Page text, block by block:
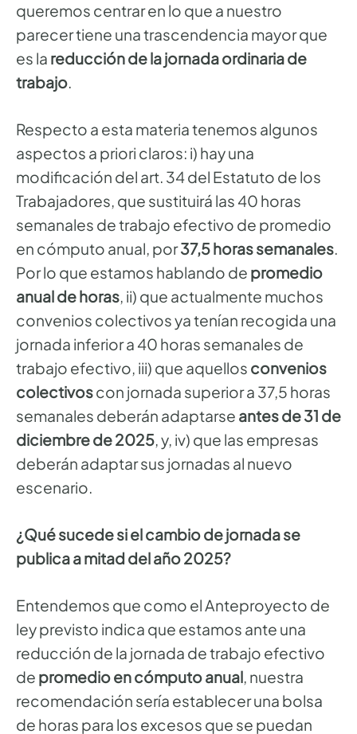
queremos centrar en lo que a nuestro
parecer tiene una trascendencia mayor que
es la reducción de la jornada ordinaria de
trabajo.
Respecto a esta materia tenemos algunos
aspectos a priori claros: i) hay una
modificación del art. 34 del Estatuto de los
Trabajadores, que sustituirá las 40 horas
semanales de trabajo efectivo de promedio
en cómputo anual, por37,5 horas semanales.
Por lo que estamos hablando de promedio
anual de horas, ii) que actualmente muchos
convenios colectivos ya tenían recogida una
jornada inferior a 40 horas semanales de
trabajo efectivo, iii) que aquellos convenios
colectivoscon jornada superior a 37,5 horas
semanales deberán adaptarse antes de 31 de
diciembre de 2025, y, iv) que las empresas
deberán adaptar sus jornadas al nuevo
escenario.
¿Qué sucede si el cambio de jornada se
publica a mitad del año 2025?
Entendemos que como el Anteproyecto de
ley previsto indica que estamos ante una
reducción de la jornada de trabajo efectivo
de promedio en cómputo anual , nuestra
recomendación sería establecer una bolsa
de horas para los excesos que se puedan